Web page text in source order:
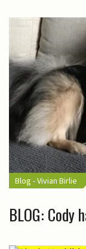
Blog - Vivian Birlie
BLOG: Cody